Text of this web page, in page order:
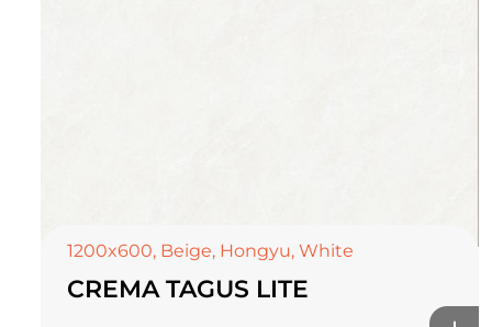
1200x600, Beige, Hongyu, White
CREMA TAGUS LITE